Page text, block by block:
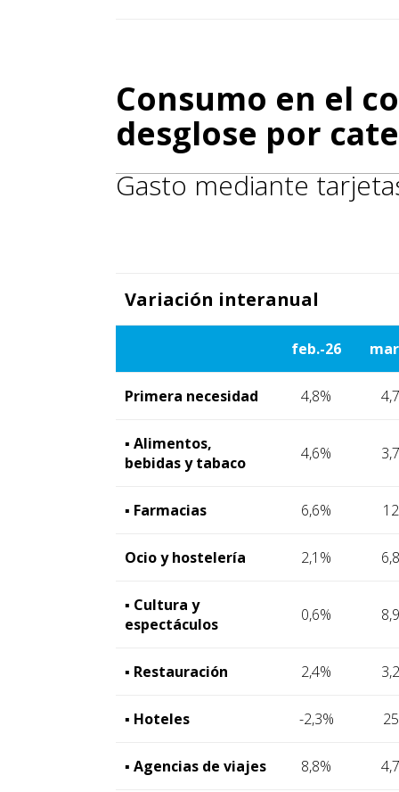
Consumo en el
desglose por
Gasto mediante
Variación interanual
feb.-26
Primera necesidad 4,8%
▪ Alimentos,
bebidas y tabaco
4,6%
▪ Farmacias 6,6%
Ocio y hostelería 2,1%
▪ Cultura y
espectáculos
0,6%
▪ Restauración 2,4%
▪ Hoteles -2,3%
▪ Agencias de viajes 8,8%